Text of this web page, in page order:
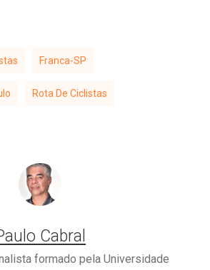
Franca-SP
Rota De Ciclistas
Cabral
formado pela Universidade